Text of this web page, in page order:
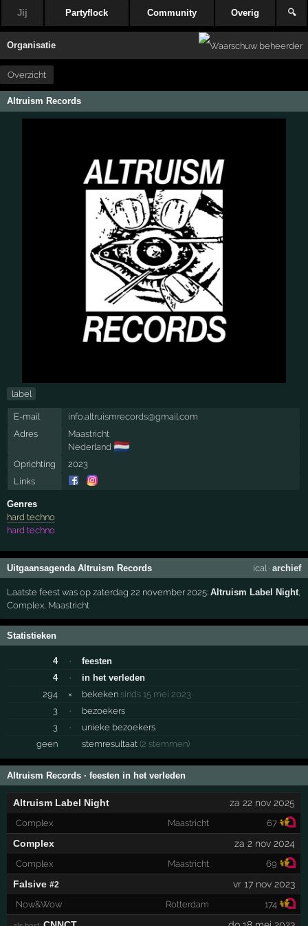
Jij Partyflock Community Overig 🔍
Organisatie
Overzicht
Altruism Records
label
E-mail
info.altruismrecords@gmail.com
Adres
Maastricht
Nederland 🇳🇱
Oprichting
2023
Links
Genres
hard techno
hard techno
Uitgaansagenda Altruism Records ical· archief
Laatste feest was op zaterdag 22 november 2025:Altruism Label Night
Complex Maastricht
Statistieken
4 ·
feesten
4
·
in het verleden
294
× bekeken sinds 15 mei 2023
3
·
bezoekers
3
·
unieke bezoekers
geen
stemresultaat(2 stemmen)
Altruism Records · feesten in het verleden
Altruism Label Night za 22 nov 2025
Complex Maastricht 67
Complex za 2 nov 2024
Complex Maastricht 69
Falsive #2 vr 17 nov 2023
Now&Wow Rotterdam 174